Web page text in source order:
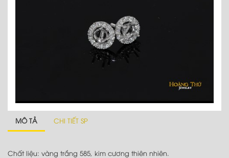
MÔ TẢ CHI TIẾT SP
Chất liệu: vàng trắng 585, kim cương thiên nhiên.